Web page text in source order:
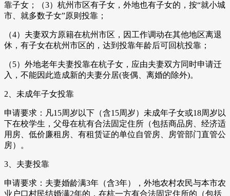
靠子女；（3）杭州市区有子女，外地也有子女的，按“就小城
市、就多数子女”原则投靠；
（4）夫妻双方原籍在杭州市区，因工作调动在其他地区离退
休，有子女在杭州市区的，达到投靠年龄后可回杭投靠；
（5）外地老年夫妻投靠在杭子女，应由夫妻双方同时申请迁
入，不能因此造成新的夫妻分居(丧偶、离婚的除外)。
2、未成年子女投靠
申请要求：凡15周岁以下（含15周岁）未成年子女或18周岁以
下在校学生，父母在杭有合法固定住所（包括商品房、经济适
用房、低价廉租房、有租赁证的单位自管房、房管部门直管公
房）。
3、夫妻投靠
申请要求：夫妻婚龄满3年（含3年），外地农村农民与本市农
业户口村民结婚满2年的，在杭一方有合法固定住所的（包括